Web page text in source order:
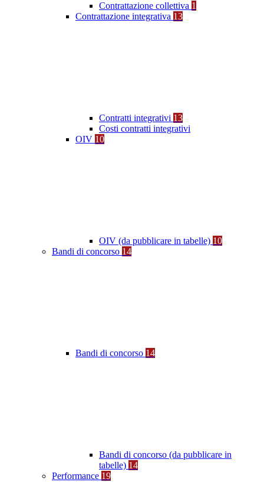
Contrattazione collettiva 1
Contrattazione integrativa 13
Contratti integrativi 13
Costi contratti integrativi
OIV 10
OIV (da pubblicare in tabelle) 10
Bandi di concorso 14
Bandi di concorso 14
Bandi di concorso (da pubblicare in
tabelle) 14
Performance 19